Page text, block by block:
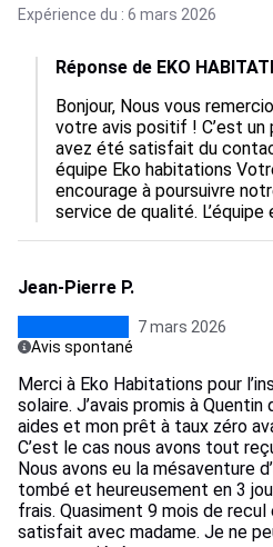
Expérience du : 6 mars 2026
Réponse de EKO
Bonjour, Nous vous
votre avis positif ! C’est un
avez été satisfait du
équipe Eko habitations
encourage à poursuivre
service de qualité.
Jean-Pierre P.
7 mars 2026
Avis spontané
Merci à Eko Habitations pour
solaire. J’avais promis à Quentin
aides et mon prêt à taux zéro
C’est le cas nous avons tout
Nous avons eu la mésaventure
tombé et heureusement en 3
frais. Quasiment 9 mois de
satisfait avec madame. Je ne